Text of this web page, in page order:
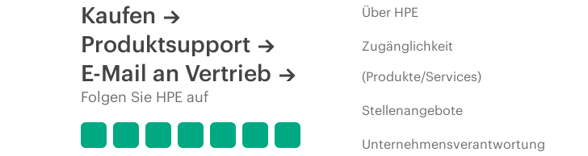
Kaufen
Produktsupport
E-Mail an Vertrieb
Folgen Sie HPE auf
Über HPE
Zugänglichkeit
(Produkte/Services)
Stellenangebote
Unternehmensverantwortung